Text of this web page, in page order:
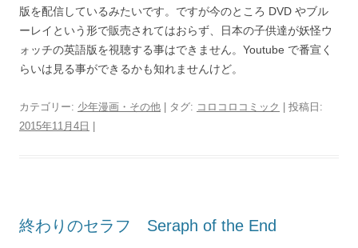
版を配信しているみたいです。ですが今のところ DVD やブル
ーレイという形で販売されてはおらず、日本の子供達が妖怪ウ
ォッチの英語版を視聴する事はできません。Youtube で番宣く
らいは見る事ができるかも知れませんけど。
カテゴリー: 少年漫画・その他 | タグ: コロコロコミック
| 投稿日:
2015年11月4日
終わりのセラフ Seraph of the End